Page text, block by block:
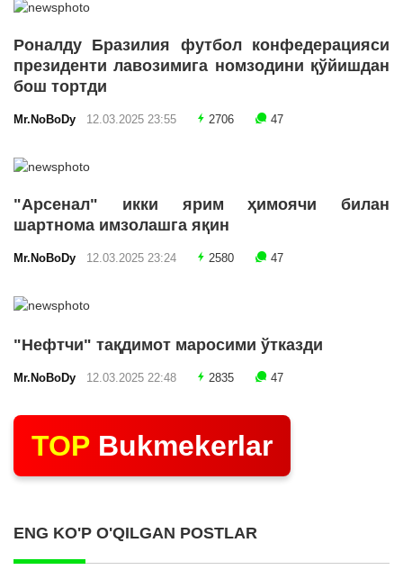
Роналду Бразилия футбол конфедерацияси
президенти лавозимига номзодини қўйишдан
бош тортди
Mr.NoBoDy 12.03.2025 23:55 2706 47
"Арсенал" икки ярим ҳимоячи билан
шартнома имзолашга яқин
Mr.NoBoDy 12.03.2025 23:24 2580 47
"Нефтчи" тақдимот маросими ўтказди
Mr.NoBoDy 12.03.2025 22:48 2835 47
TOP Bukmekerlar
ENG KO'P O'QILGAN POSTLAR